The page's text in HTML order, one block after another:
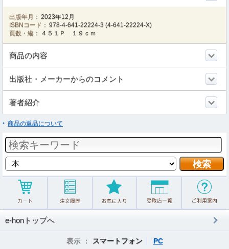
出版年月： 2023年12月
ISBNコード： 978-4-641-22224-3 (4-641-22224-X)
頁数・縦：
４５１Ｐ １９ｃｍ
商品の内容
出版社・メーカーからのコメント
著者紹介
商品の返品について
e-honトップへ
表示 ： スマートフォン PC